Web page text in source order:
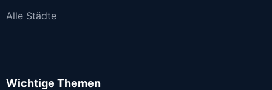
Alle Städte
Wichtige Themen